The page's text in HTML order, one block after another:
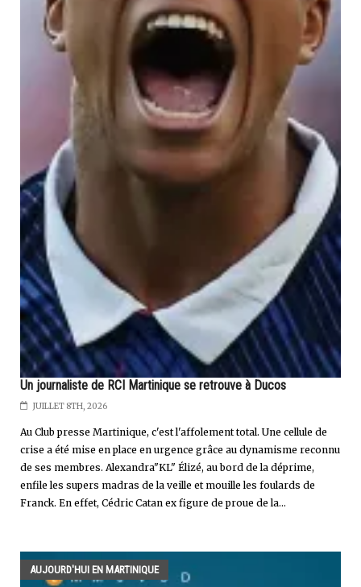
Un journaliste de RCI Martinique se retrouve à Ducos
JUILLET 8TH, 2026
Au Club presse Martinique, c'est l'affolement total. Une cellule de
crise a été mise en place en urgence grâce au dynamisme reconnu
de ses membres. Alexandra"KL" Élizé, au bord de la déprime,
enfile les supers madras de la veille et mouille les foulards de
Franck. En effet, Cédric Catan ex figure de proue de la...
AUJOURD'HUI EN MARTINIQUE